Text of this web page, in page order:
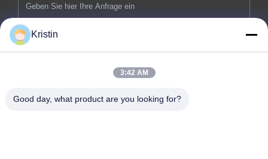
Jetzt Absenden
Kristin
3:42 AM
Good day, what product are you looking for?